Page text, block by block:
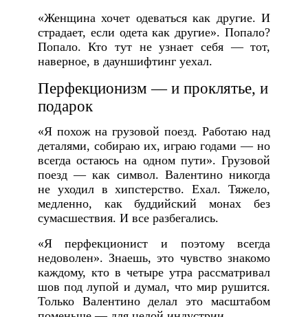
«Женщина хочет одеваться как другие. И
страдает, если одета как другие». Попало?
Попало. Кто тут не узнает себя — тот,
наверное, в дауншифтинг уехал.
Перфекционизм — и проклятье, и
подарок
«Я похож на грузовой поезд. Работаю над
деталями, собираю их, играю годами — но
всегда остаюсь на одном пути». Грузовой
поезд — как символ. Валентино никогда
не уходил в хипстерство. Ехал. Тяжело,
медленно, как буддийский монах без
сумасшествия. И все разбегались.
«Я перфекционист и поэтому всегда
недоволен». Знаешь, это чувство знакомо
каждому, кто в четыре утра рассматривал
шов под лупой и думал, что мир рушится.
Только Валентино делал это масштабом